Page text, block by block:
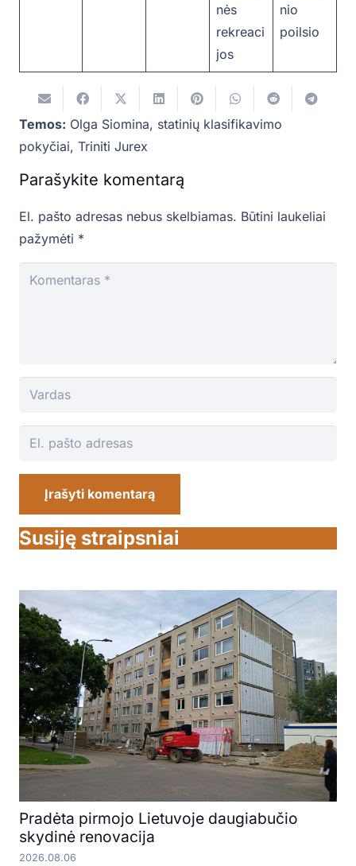
nės
rekreaci
jos
nio
poilsio
Temos: Olga Siomina, statinių klasifikavimo
pokyčiai, Triniti Jurex
Parašykite komentarą
El. pašto adresas nebus skelbiamas. Būtini laukeliai
pažymėti *
Įrašyti komentarą
Susiję straipsniai
Pradėta pirmojo Lietuvoje daugiabučio
skydinė renovacija
2026.08.06